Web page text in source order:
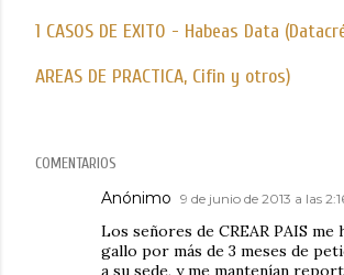
1 CASOS DE EXITO - Habeas Data
AREAS DE PRACTICA Cifin y otros)
COMENTARIOS
Anónimo 9 de junio de 2013 a las
Los señores de CREAR PAIS me
gallo por más de 3 meses de
a su sede, y me mantenían